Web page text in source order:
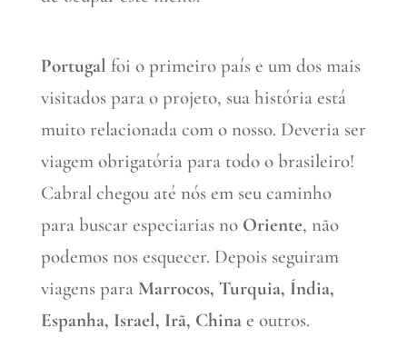
Portugal foi o primeiro país e um dos mais
visitados para o projeto, sua história está
muito relacionada com o nosso. Deveria ser
viagem obrigatória para todo o brasileiro!
Cabral chegou até nós em seu caminho
para buscar especiarias no Oriente, não
podemos nos esquecer. Depois seguiram
viagens para Marrocos, Turquia, Índia,
Espanha, Israel, Irã, China e outros.